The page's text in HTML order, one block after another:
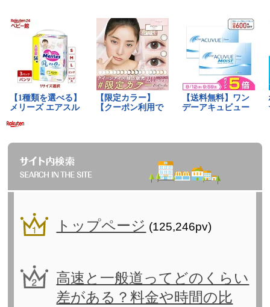
トップページ (125,246pv)
高速と一般道ってどのくらい
差がある？料金や時間の比